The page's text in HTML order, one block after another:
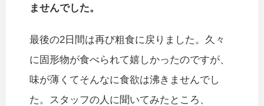
ませんでした。
最後の2日間は再び粗食に戻りました。久々
に固形物が食べられて嬉しかったのですが、
味が薄くてそんなに食欲は沸きませんでし
た。スタッフの人に聞いてみたところ、